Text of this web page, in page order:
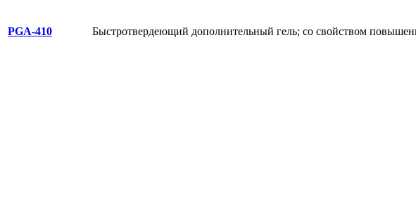
PGA-410 Быстротвердеющий дополнительный гель; со свойством